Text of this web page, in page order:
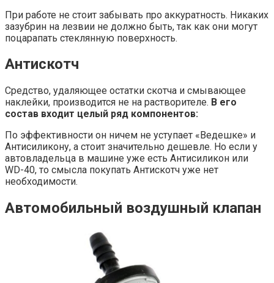
При работе не стоит забывать про аккуратность. Никаких
зазубрин на лезвии не должно быть, так как они могут
поцарапать стеклянную поверхность.
Антискотч
Средство, удаляющее остатки скотча и смывающее
наклейки, производится не на растворителе. В его
состав входит целый ряд компонентов:
По эффективности он ничем не уступает «Ведешке» и
Антисиликону, а стоит значительно дешевле. Но если у
автовладельца в машине уже есть Антисиликон или
WD-40, то смысла покупать Антискотч уже нет
необходимости.
Автомобильный воздушный клапан